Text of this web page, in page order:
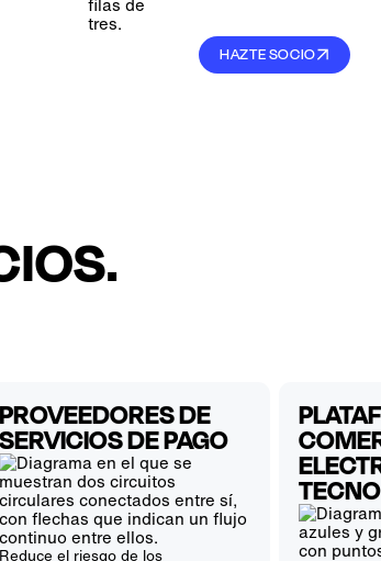
HAZTE SOCIO
PROVEEDORES DE
SERVICIOS DE PAGO
Reduce el riesgo de los